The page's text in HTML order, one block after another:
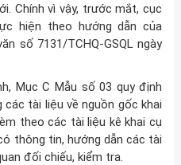
Chính vì vậy, trước mắt, cục
hiện theo hướng dẫn của
số 7131/TCHQ-GSQL ngày
Mục C Mẫu số 03 quy định
tài liệu về nguồn gốc khai
theo các tài liệu kê khai cụ
thông tin, hướng dẫn các tài
đối chiếu, kiểm tra.